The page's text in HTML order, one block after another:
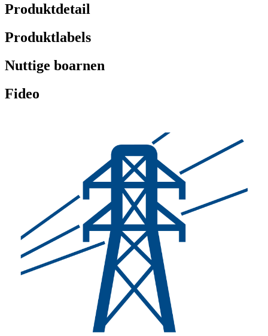
Produktdetail
Produktlabels
Nuttige boarnen
Fideo